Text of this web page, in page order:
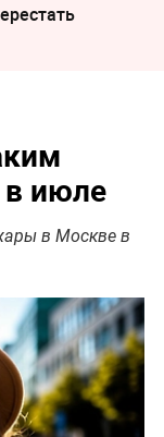
в июле
в Москве в